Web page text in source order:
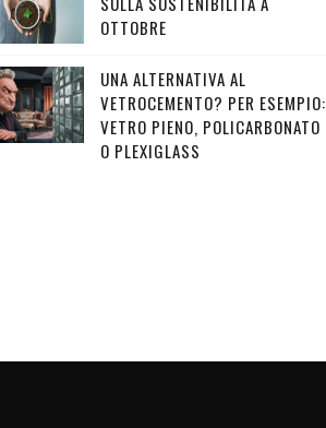
OTTOBRE
UNA ALTERNATIVA AL
VETROCEMENTO? PER ESEMPIO:
VETRO PIENO, POLICARBONATO
O PLEXIGLASS